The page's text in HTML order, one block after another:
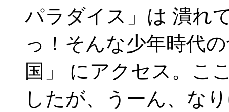
パラダイス」は 潰れ
っ！そんな少年時代
国」 にアクセス。こ
したが、うーん、な